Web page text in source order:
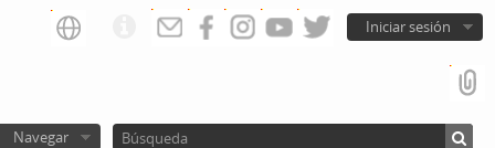
Iniciar sesión
Navegar